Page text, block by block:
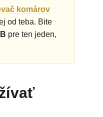
komárov
od teba. Bite
pre ten jeden,